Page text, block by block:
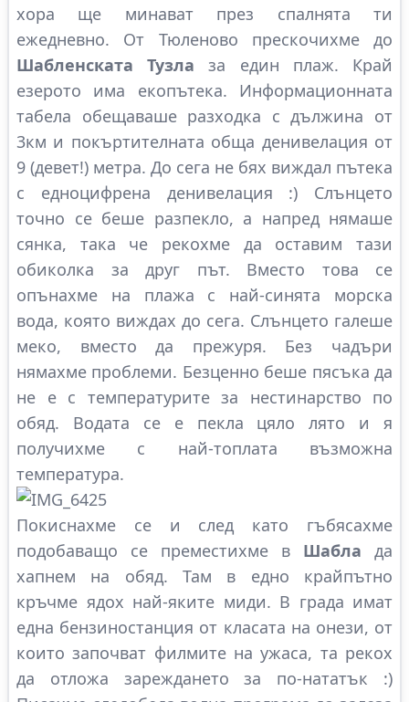
хора ще минават през спалнята ти
ежедневно. От Тюленово прескочихме до
Шабленската Тузла за един плаж. Край
езерото има екопътека. Информационната
табела обещаваше разходка с дължина от
3км и покъртителната обща денивелация от
9 (девет!) метра. До сега не бях виждал пътека
с едноцифрена денивелация :) Слънцето
точно се беше разпекло, а напред нямаше
сянка, така че рекохме да оставим тази
обиколка за друг път. Вместо това се
опънахме на плажа с най-синята морска
вода, която виждах до сега. Слънцето галеше
меко, вместо да прежуря. Без чадъри
нямахме проблеми. Безценно беше пясъка да
не е с температурите за нестинарство по
обяд. Водата се е пекла цяло лято и я
получихме с най-топлата възможна
температура.
Покиснахме се и след като гъбясахме
подобаващо се преместихме в Шабла да
хапнем на обяд. Там в едно крайпътно
кръчме ядох най-яките миди. В града имат
една бензиностанция от класата на онези, от
които започват филмите на ужаса, та рекох
да отложа зареждането за по-нататък :)